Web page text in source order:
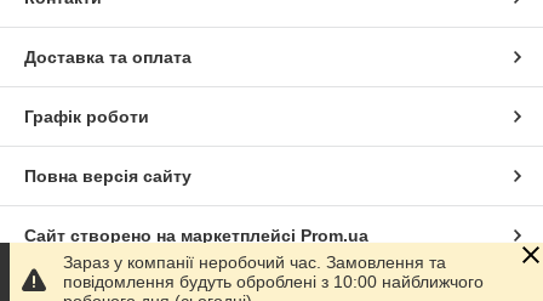
Доставка та оплата
Графік роботи
Повна версія сайту
Сайт створено на маркетплейсі Prom.ua
Політика конфіденційності
Зараз у компанії неробочий час. Замовлення та
повідомлення будуть оброблені з 10:00 найближчого